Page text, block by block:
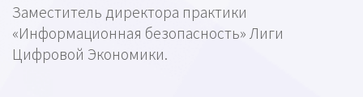
Заместитель директора практики
«Информационная безопасность» Лиги
Цифровой Экономики.